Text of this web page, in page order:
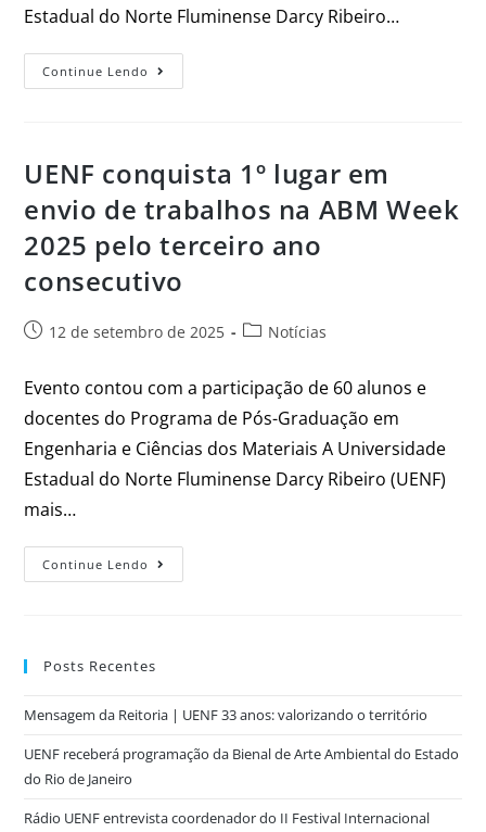
Estadual do Norte Fluminense Darcy Ribeiro…
Continue Lendo
UENF conquista 1º lugar em
envio de trabalhos na ABM Week
2025 pelo terceiro ano
consecutivo
12 de setembro de 2025 Notícias
Evento contou com a participação de 60 alunos e
docentes do Programa de Pós-Graduação em
Engenharia e Ciências dos Materiais A Universidade
Estadual do Norte Fluminense Darcy Ribeiro (UENF)
mais…
Continue Lendo
Posts Recentes
Mensagem da Reitoria | UENF 33 anos: valorizando o território
UENF receberá programação da Bienal de Arte Ambiental do Estado
do Rio de Janeiro
Rádio UENF entrevista coordenador do II Festival Internacional